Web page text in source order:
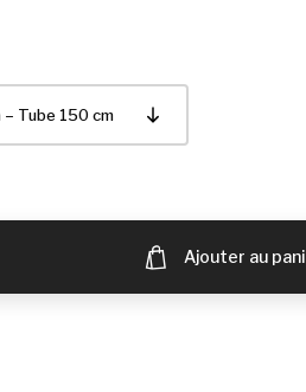
Ajouter au